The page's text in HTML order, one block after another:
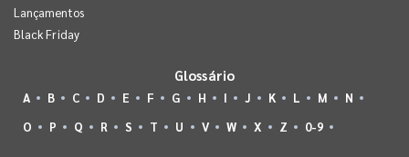
Lançamentos
Black Friday
Glossário
A B C D E F G H I J K L M
N
O
P Q R S T U V W X Z 0-9